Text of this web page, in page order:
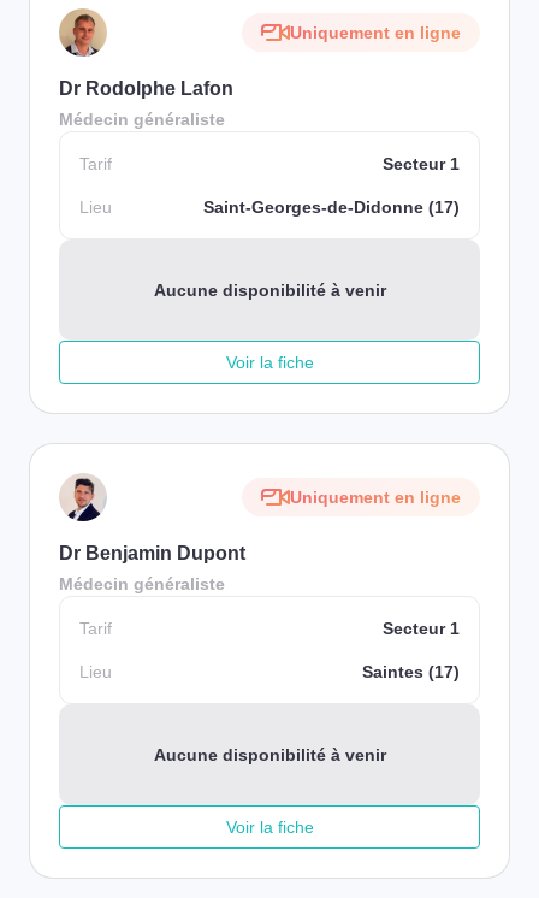
Uniquement en ligne
Dr Rodolphe Lafon
Médecin généraliste
Tarif Secteur 1
Lieu Saint-Georges-de-Didonne (17)
Aucune disponibilité à venir
Voir la fiche
Uniquement en ligne
Dr Benjamin Dupont
Médecin généraliste
Tarif Secteur 1
Lieu Saintes (17)
Aucune disponibilité à venir
Voir la fiche